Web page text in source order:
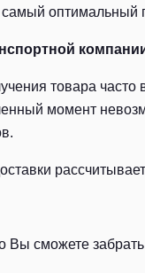
оптимальный
товара часто
момент
Вы сможете забрать